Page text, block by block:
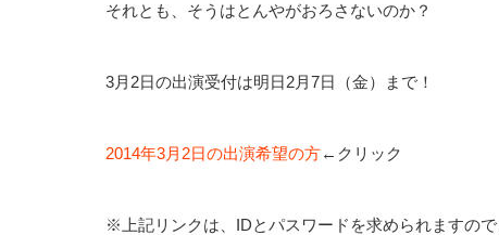
それとも、そうはとんやがおろさないのか？
3月2日の出演受付は明日2月7日（金）まで！
2014年3月2日の出演希望の方←クリック
※上記リンクは、IDとパスワードを求められますの